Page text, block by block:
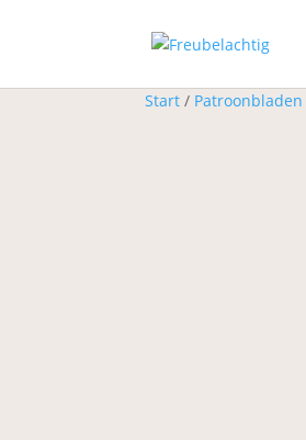
Start / Patroonbladen